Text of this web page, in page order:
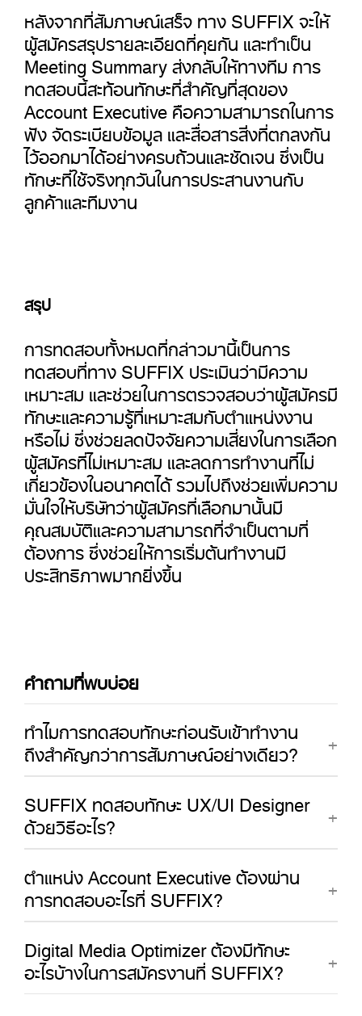
หลังจากที่สัมภาษณ์เสร็จ ทาง SUFFIX จะให้
ผู้สมัครสรุปรายละเอียดที่คุยกัน และทำเป็น
Meeting Summary ส่งกลับให้ทางทีม การ
ทดสอบนี้สะท้อนทักษะที่สำคัญที่สุดของ
Account Executive คือความสามารถในการ
ฟัง จัดระเบียบข้อมูล และสื่อสารสิ่งที่ตกลงกัน
ไว้ออกมาได้อย่างครบถ้วนและชัดเจน ซึ่งเป็น
ทักษะที่ใช้จริงทุกวันในการประสานงานกับ
ลูกค้าและทีมงาน
สรุป
การทดสอบทั้งหมดที่กล่าวมานี้เป็นการ
ทดสอบที่ทาง SUFFIX ประเมินว่ามีความ
เหมาะสม และช่วยในการตรวจสอบว่าผู้สมัครมี
ทักษะและความรู้ที่เหมาะสมกับตำแหน่งงาน
หรือไม่ ซึ่งช่วยลดปัจจัยความเสี่ยงในการเลือก
ผู้สมัครที่ไม่เหมาะสม และลดการทำงานที่ไม่
เกี่ยวข้องในอนาคตได้ รวมไปถึงช่วยเพิ่มความ
มั่นใจให้บริษัทว่าผู้สมัครที่เลือกมานั้นมี
คุณสมบัติและความสามารถที่จำเป็นตามที่
ต้องการ ซึ่งช่วยให้การเริ่มต้นทำงานมี
ประสิทธิภาพมากยิ่งขึ้น
คำถามที่พบบ่อย
ทำไมการทดสอบทักษะก่อนรับเข้าทำงาน
ถึงสำคัญกว่าการสัมภาษณ์อย่างเดียว?
SUFFIX ทดสอบทักษะ UX/UI Designer
ด้วยวิธีอะไร?
ตำแหน่ง Account Executive ต้องผ่าน
การทดสอบอะไรที่ SUFFIX?
Digital Media Optimizer ต้องมีทักษะ
อะไรบ้างในการสมัครงานที่ SUFFIX?